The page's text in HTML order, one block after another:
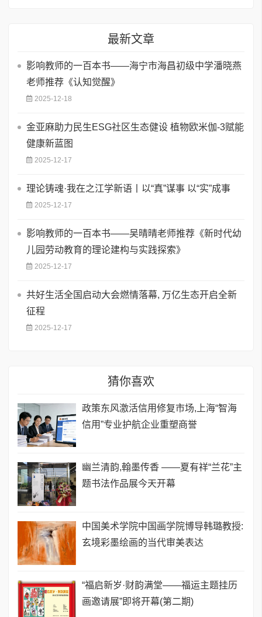
最新文章
影响教师的一百本书——海宁市海昌初级中学潘晓燕
老师推荐《认知觉醒》
2025-12-18
金亚麻助力民生ESG社区生态健设 植物欧米伽-3赋能
健康新蓝图
2025-12-17
理论铸魂·我在之江学新语丨以“真”谋事 以“实”成事
2025-12-17
影响教师的一百本书——吴晴晴老师推荐《新时代幼
儿园劳动教育的理论建构与实践探索》
2025-12-17
共好生活全国启动大会燃情落幕, 万亿生态开启全新
征程
2025-12-17
猜你喜欢
政策东风激活信用修复市场,上海“智海
信用”专业护航企业重塑商誉
幽兰清韵,翰墨传香 ——夏有祥“兰花”主
题书法作品展今天开幕
中国美术学院中国画学院博导韩璐教授:
玄境彩墨绘画的当代审美表达
“福启新岁·财韵满堂——福运主题挂历
画邀请展”即将开幕(第二期)